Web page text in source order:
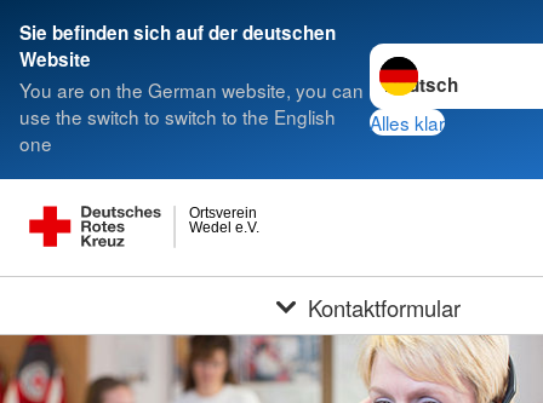
Sie befinden sich auf der deutschen
Website
You are on the German website, you can
use the switch to switch to the English
one
Sprache wechseln
Alles klar
Wedel e.V.
Ortsverein
Kontaktformular